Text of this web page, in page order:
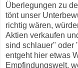
Überlegungen zu
tönt unser
richtig wären,
Aktien verkaufen
sind schlauer" oder
entgeht hier etwas
Empfindungswelt,